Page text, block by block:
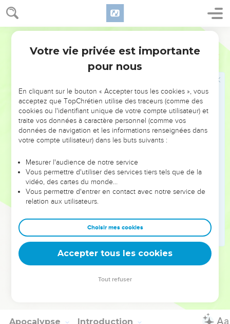
Jude 1
20 Mais vous, mes chers amis, bâtissez votre vie sur le
fondement de votre foi très sainte. Priez par le Saint-Esprit.
notre Seigneur Jésus-Christ, dans sa bonté, vous accorde la
*sauvez ceux qui peuvent l’être en les arrachant au feu.
Pour les autres, ayez de la pitié, mais avec de la crainte, en
évitant jusqu’au moindre contact qui pourrait vous
contaminer.
Louange finale
A celui qui peut vous garder de toute chute et vous faire
paraître en sa présence glorieuse, sans reproche et exultant
de joie,
au Dieu unique qui nous a *sauvés par Jésus-Christ notre
Seigneur, à lui appartiennent la gloire et la majesté, la force
et l’autorité, depuis toujours, maintenant et durant toute
l’éternité ! *Amen.
La Bible Du Semeur Copyright © 1992, 1999 by Biblica, Inc.® Used by permission.
Apocalypse Introduction
Votre vie privée est importante
pour nous
En cliquant sur le bouton « Accepter tous les cookies », vous
acceptez que TopChrétien utilise des traceurs (comme des
cookies ou l'identifiant unique de votre compte utilisateur) et
traite vos données à caractère personnel (comme vos
données de navigation et les informations renseignées dans
votre compte utilisateur) dans les buts suivants :
Mesurer l'audience de notre service
Vous permettre d'utiliser des services tiers tels que de la
vidéo, des cartes du monde…
Vous permettre d'entrer en contact avec notre service de
relation aux utilisateurs.
Choisir mes cookies
Accepter tous les cookies
Tout refuser